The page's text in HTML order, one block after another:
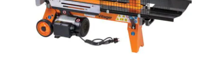
DODAJ U KORPU / DETAILS